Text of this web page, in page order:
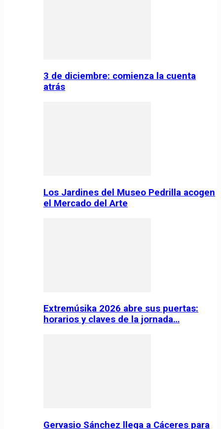
3 de diciembre: comienza la cuenta
atrás
Los Jardines del Museo Pedrilla acogen
el Mercado del Arte
Extremúsika 2026 abre sus puertas:
horarios y claves de la jornada…
Gervasio Sánchez llega a Cáceres para